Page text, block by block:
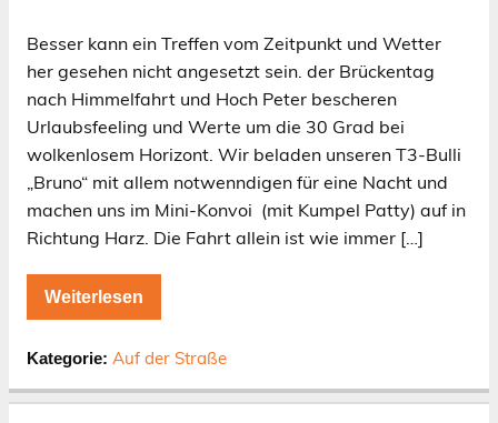
Besser kann ein Treffen vom Zeitpunkt und Wetter
her gesehen nicht angesetzt sein. der Brückentag
nach Himmelfahrt und Hoch Peter bescheren
Urlaubsfeeling und Werte um die 30 Grad bei
wolkenlosem Horizont. Wir beladen unseren T3-Bulli
„Bruno“ mit allem notwenndigen für eine Nacht und
machen uns im Mini-Konvoi (mit Kumpel Patty) auf in
Richtung Harz. Die Fahrt allein ist wie immer […]
Weiterlesen
Kategorie: Auf der Straße